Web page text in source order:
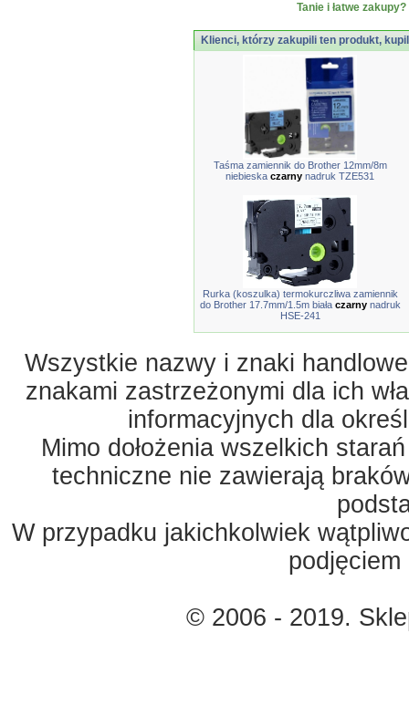
Tanie i łatwe
Klienci, którzy zakupili ten produkt,
Taśma zamiennik do Brother 12mm/8m
niebieska czarny nadruk TZE531
Rurka (koszulka) termokurczliwa zamiennik
do Brother 17.7mm/1.5m białaczarnynadruk
HSE-241
Wszystkie nazwy i znaki
znakami zastrzeżonymi dla ich
informacyjnych dla
Mimo dołożenia wszelkich
techniczne nie zawierają
W przypadku jakichkolwiek
© 2006 - 2019.